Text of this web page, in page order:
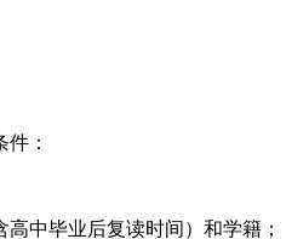
：
中毕业后复读时间）和学籍；